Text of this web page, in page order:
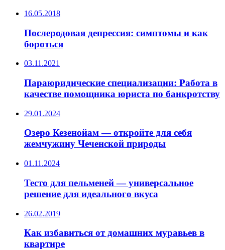
16.05.2018
Послеродовая депрессия: симптомы и как
бороться
03.11.2021
Параюридические специализации: Работа в
качестве помощника юриста по банкротству
29.01.2024
Озеро Кезенойам — откройте для себя
жемчужину Чеченской природы
01.11.2024
Тесто для пельменей — универсальное
решение для идеального вкуса
26.02.2019
Как избавиться от домашних муравьев в
квартире